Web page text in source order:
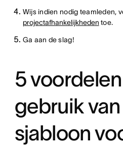
Wijs indien nodig teamleden,
projectafhankelijkheden toe.
Ga aan de slag!
5
gebruik
sjabloon